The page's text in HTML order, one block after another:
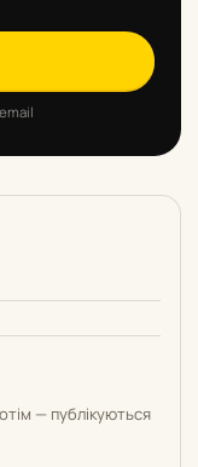
— публікуються